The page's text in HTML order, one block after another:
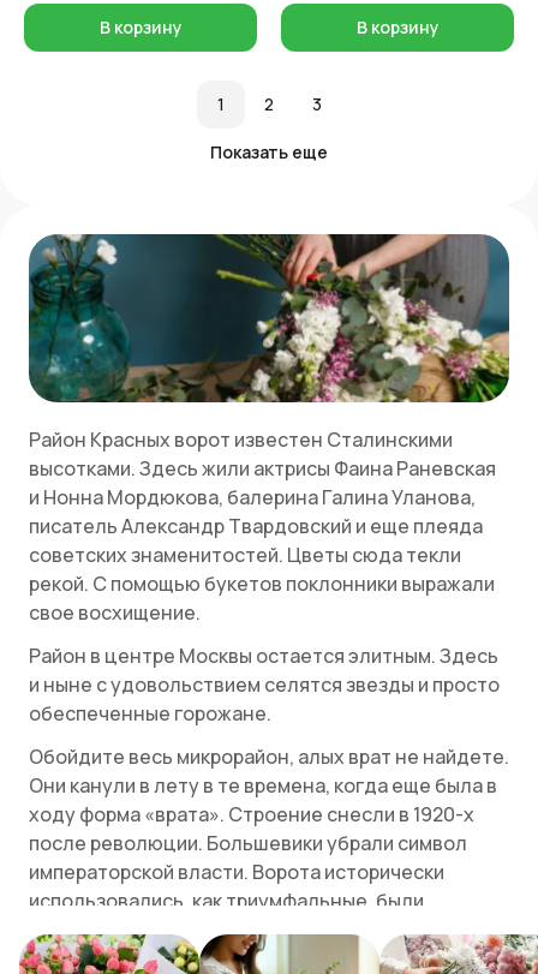
В корзину В корзину
1 2 3
Показать еще
Район Красных ворот известен Сталинскими
высотками. Здесь жили актрисы Фаина Раневская
и Нонна Мордюкова, балерина Галина Уланова,
писатель Александр Твардовский и еще плеяда
советских знаменитостей. Цветы сюда текли
рекой. С помощью букетов поклонники выражали
свое восхищение.
Район в центре Москвы остается элитным. Здесь
и ныне с удовольствием селятся звезды и просто
обеспеченные горожане.
Обойдите весь микрорайон, алых врат не найдете.
Они канули в лету в те времена, когда еще была в
ходу форма «врата». Строение снесли в 1920-х
после революции. Большевики убрали символ
императорской власти. Ворота исторически
использовались, как триумфальные, были
украшены царскими вензелями. Была у сноса и
практическая подоплека. Нужно было расширить